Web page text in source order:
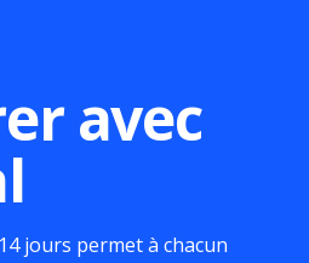
avec
jours permet à chacun